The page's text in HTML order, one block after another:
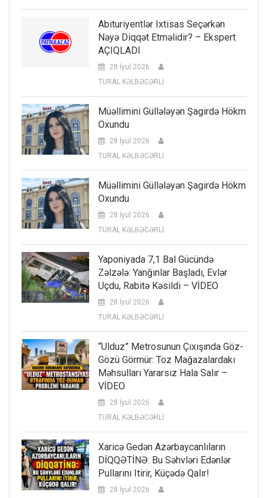
Abituriyentlər Ixtisas Seçərkən
Nəyə Diqqət Etməlidir? – Ekspert
AÇIQLADI
28 İyul 2026
TURAL KƏLBƏCƏRLİ
Müəllimini Güllələyən Şagirdə Hökm
Oxundu
28 İyul 2026
TURAL KƏLBƏCƏRLİ
Müəllimini Güllələyən Şagirdə Hökm
Oxundu
28 İyul 2026
TURAL KƏLBƏCƏRLİ
Yaponiyada 7,1 Bal Gücündə
Zəlzələ: Yanğınlar Başladı, Evlər
Uçdu, Rabitə Kəsildi – VİDEO
28 İyul 2026
TURAL KƏLBƏCƏRLİ
“Ulduz” Metrosunun Çıxışında Göz-
Gözü Görmür: Toz Mağazalardakı
Məhsulları Yararsız Hala Salır –
VİDEO
28 İyul 2026
TURAL KƏLBƏCƏRLİ
Xaricə Gedən Azərbaycanlıların
DİQQƏTİNƏ: Bu Səhvləri Edənlər
Pullarını Itirir, Küçədə Qalır!
28 İyul 2026